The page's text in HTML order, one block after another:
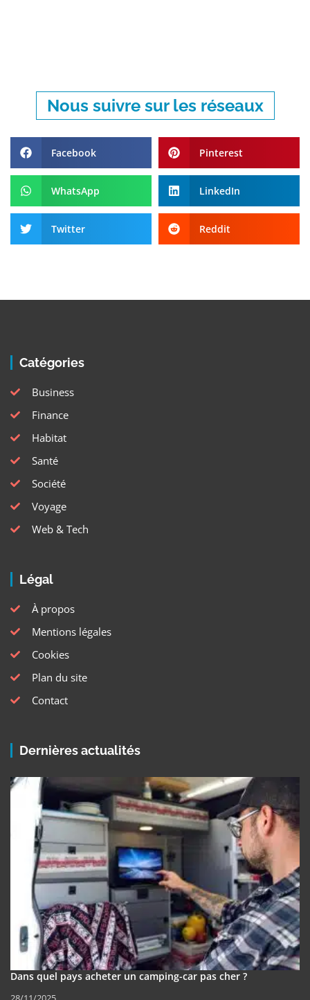
Nous suivre sur les réseaux
Facebook Pinterest
WhatsApp LinkedIn
Twitter Reddit
Catégories
Business
Finance
Habitat
Santé
Société
Voyage
Web & Tech
Légal
À propos
Mentions légales
Cookies
Plan du site
Contact
Dernières actualités
Dans quel pays acheter un camping-car pas cher ?